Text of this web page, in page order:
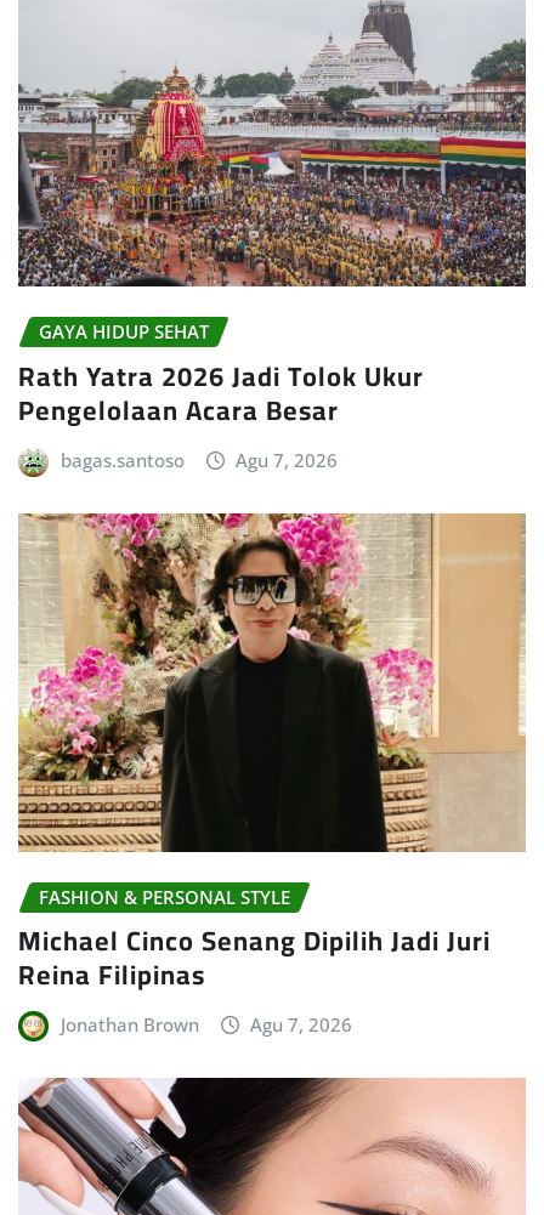
GAYA HIDUP SEHAT
Rath Yatra 2026 Jadi Tolok Ukur
Pengelolaan Acara Besar
bagas.santoso Agu 7, 2026
FASHION & PERSONAL STYLE
Michael Cinco Senang Dipilih Jadi Juri
Reina Filipinas
Jonathan Brown Agu 7, 2026